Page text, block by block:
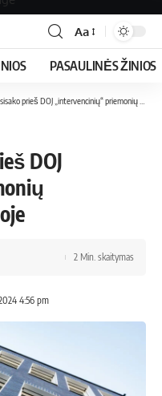
Aa
PASAULINĖS ŽINIOS
prieš DOJ „intervencinių“ priemonių antimonopolinėje byloje
DOJ
4:56 pm
2 Min. skaitymas